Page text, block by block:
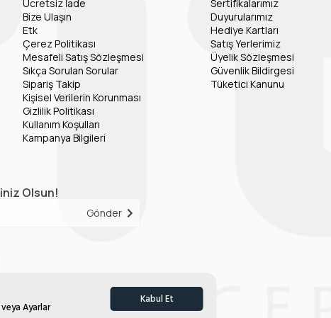
Ayarlar
Kabul Et
Ücretsiz İade
Bize Ulaşın
Etk
Çerez Politikası
Mesafeli Satış Sözleşmesi
Sıkça Sorulan Sorular
Sipariş Takip
Kişisel Verilerin Korunması
Gizlilik Politikası
Kullanım Koşulları
Kampanya Bilgileri
Sertifikalarımız
Duyurularımız
Hediye Kartları
Satış Yerlerimiz
Üyelik Sözleşmesi
Güvenlik Bildirgesi
Tüketici Kanunu
Olsun!
Gönder